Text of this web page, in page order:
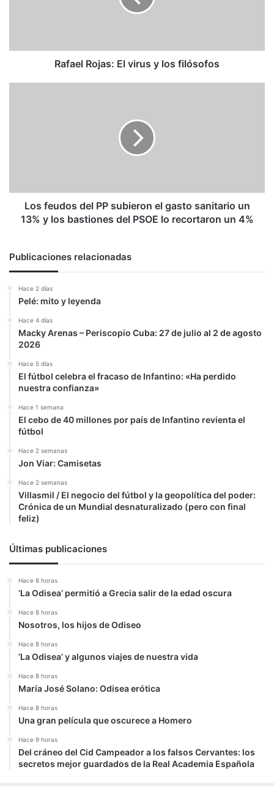
Rafael Rojas: El virus y los filósofos
un
del
recortaron
4%
Los feudos del PP subieron el gasto sanitario un
13% y los bastiones del PSOE lo recortaron un 4%
Publicaciones relacionadas
Hace 2 días
Pelé: mito y leyenda
Hace 4 días
Macky Arenas – Periscopio Cuba: 27 de julio al 2 de agosto
2026
Hace 5 días
El fútbol celebra el fracaso de Infantino: «Ha perdido
nuestra confianza»
Hace 1 semana
El cebo de 40 millones por país de Infantino revienta el
fútbol
Hace 2 semanas
Jon Viar: Camisetas
Hace 2 semanas
Villasmil / El negocio del fútbol y la geopolítica del poder:
Crónica de un Mundial desnaturalizado (pero con final
feliz)
Últimas publicaciones
Hace 8 horas
‘La Odisea’ permitió a Grecia salir de la edad oscura
Hace 8 horas
Nosotros, los hijos de Odiseo
Hace 8 horas
‘La Odisea’ y algunos viajes de nuestra vida
Hace 8 horas
María José Solano: Odisea erótica
Hace 8 horas
Una gran película que oscurece a Homero
Hace 9 horas
Del cráneo del Cid Campeador a los falsos Cervantes: los
secretos mejor guardados de la Real Academia Española